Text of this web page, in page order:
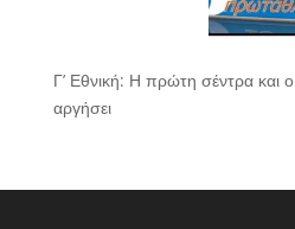
Γ’ Εθνική: Η πρώτη σέντρα και
αργήσει